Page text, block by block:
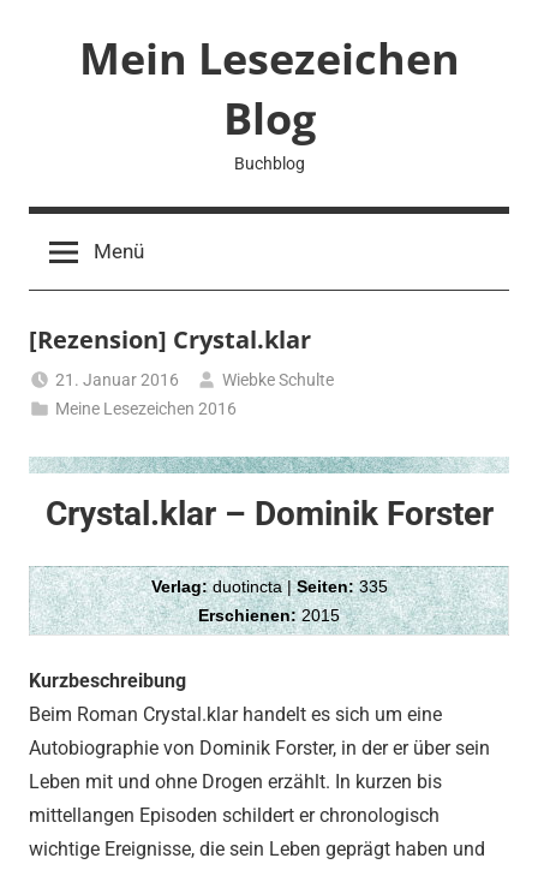
Mein Lesezeichen
Blog
Buchblog
Menü
[Rezension] Crystal.klar
21. Januar 2016
Wiebke Schulte
Meine Lesezeichen 2016
Crystal.klar – Dominik Forster
Verlag:duotincta |Seiten:335
Erschienen:2015
Kurzbeschreibung
Beim Roman Crystal.klar handelt es sich um eine
Autobiographie von Dominik Forster, in der er über sein
Leben mit und ohne Drogen erzählt. In kurzen bis
mittellangen Episoden schildert er chronologisch
wichtige Ereignisse, die sein Leben geprägt haben und